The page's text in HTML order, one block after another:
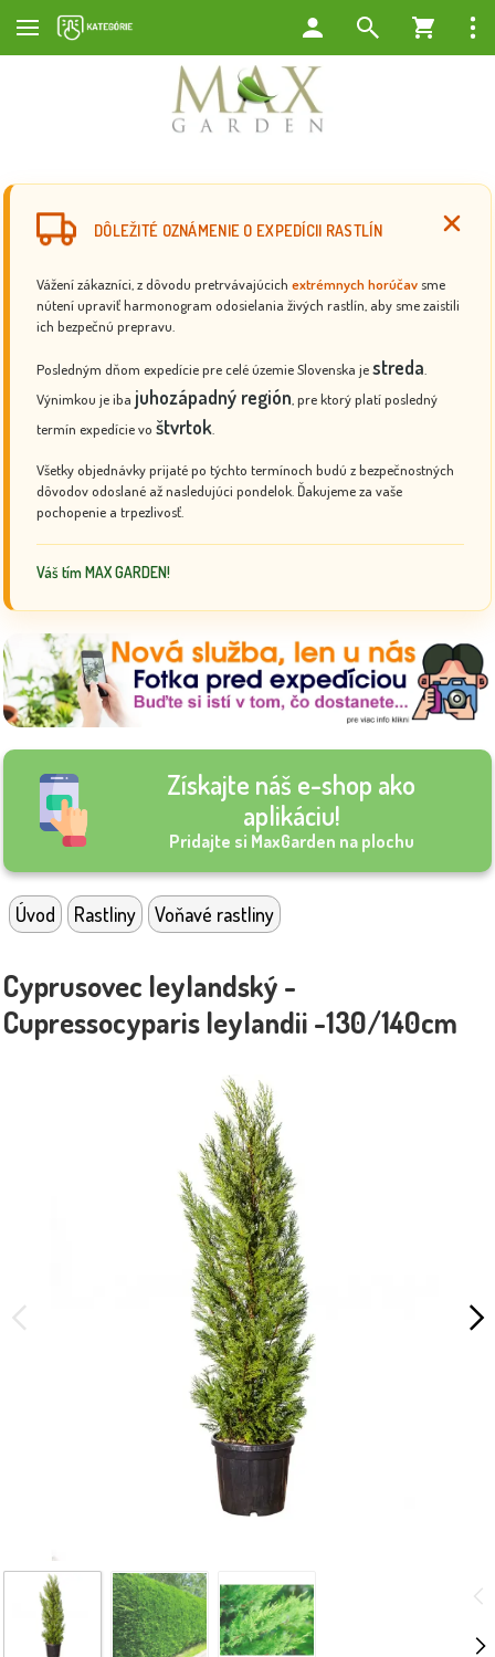
DÔLEŽITÉ OZNÁMENIE O EXPEDÍCII RASTLÍN
Vážení zákazníci, z dôvodu pretrvávajúcich extrémnych horúčav sme
nútení upraviť harmonogram odosielania živých rastlín, aby sme zaistili
ich bezpečnú prepravu.
Posledným dňom expedície pre celé územie Slovenska jestreda
Výnimkou je iba juhozápadný región , pre ktorý platí posledný
termín expedície vo štvrtok
Všetky objednávky prijaté po týchto termínoch budú z bezpečnostných
dôvodov odoslané až nasledujúci pondelok. Ďakujeme za vaše
pochopenie a trpezlivosť.
Váš tím MAX GARDEN!
Získajte náš e-shop ako
aplikáciu!
Pridajte si MaxGarden na plochu
Úvod Rastliny Voňavé rastliny
Cyprusovec leylandský -
Cupressocyparis leylandii -130/140cm